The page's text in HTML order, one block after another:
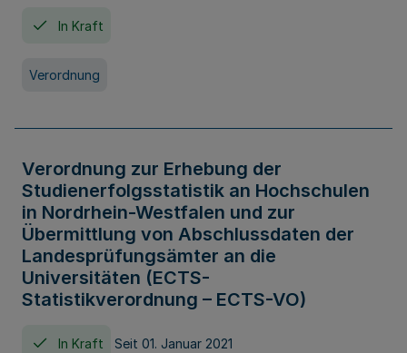
In Kraft
Verordnung
Verordnung zur Erhebung der
Studienerfolgsstatistik an Hochschulen
in Nordrhein-Westfalen und zur
Übermittlung von Abschlussdaten der
Landesprüfungsämter an die
Universitäten (ECTS-
Statistikverordnung – ECTS-VO)
In Kraft Seit 01. Januar 2021